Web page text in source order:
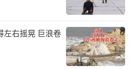
左右摇晃 巨浪卷